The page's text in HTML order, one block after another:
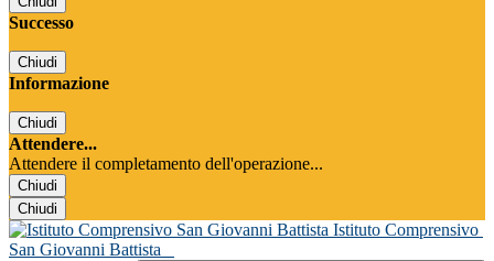
Successo
Chiudi
Informazione
Chiudi
Attendere...
Attendere il completamento dell'operazione...
Chiudi
Chiudi
Istituto Comprensivo
San Giovanni Battista